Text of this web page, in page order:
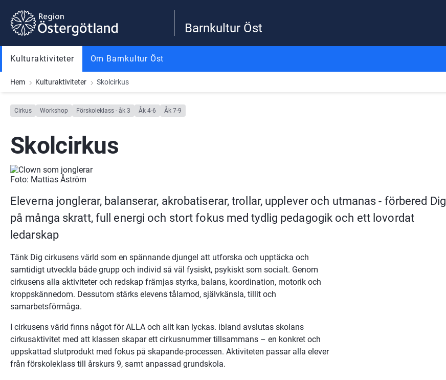
Gå till innehåll
Gå till meny
Gå till sidfot
Barnkultur Öst
Kulturaktiviteter Om Barnkultur Öst
Hem Kulturaktiviteter Skolcirkus
Cirkus Workshop Förskoleklass - åk 3 Åk 4-6 Åk 7-9
Skolcirkus
Foto: Mattias Åström
Eleverna jonglerar, balanserar, akrobatiserar, trollar, upplever och utmanas - förbered Dig
på många skratt, full energi och stort fokus med tydlig pedagogik och ett lovordat
ledarskap
Tänk Dig cirkusens värld som en spännande djungel att utforska och upptäcka och
samtidigt utveckla både grupp och individ så väl fysiskt, psykiskt som socialt. Genom
cirkusens alla aktiviteter och redskap främjas styrka, balans, koordination, motorik och
kroppskännedom. Dessutom stärks elevens tålamod, självkänsla, tillit och
samarbetsförmåga.
I cirkusens värld finns något för ALLA och allt kan lyckas. ibland avslutas skolans
cirkusaktivitet med att klassen skapar ett cirkusnummer tillsammans – en konkret och
uppskattad slutprodukt med fokus på skapande-processen. Aktiviteten passar alla elever
från förskoleklass till årskurs 9, samt anpassad grundskola.